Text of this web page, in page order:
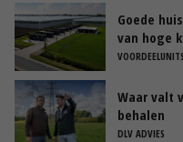
Goede
van hoge
VOORDEELUNITS
Waar valt
behalen
DLV ADVIES